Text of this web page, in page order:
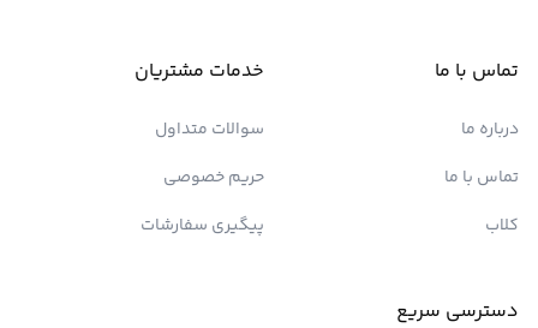
تماس با ما
درباره ما
تماس با ما
کلاب
خدمات مشتریان
سوالات متداول
حریم خصوصی
پیگیری سفارشات
دسترسی سریع